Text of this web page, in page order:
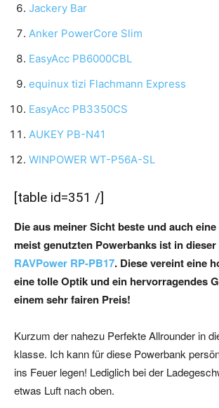
Jackery Bar
Anker PowerCore Slim
EasyAcc PB6000CBL
equinux tizi Flachmann Express
EasyAcc PB3350CS
AUKEY PB-N41
WINPOWER WT-P56A-SL
[table id=351 /]
Die aus meiner Sicht beste und auch
meist genutzten Powerbanks ist in
RAVPower RP-PB17. Diese vereint eine
eine tolle Optik und ein hervorragendes
einem sehr fairen Preis!
Kurzum der nahezu Perfekte Allrounder in
klasse. Ich kann für diese Powerbank
ins Feuer legen! Lediglich bei der
etwas Luft nach oben.